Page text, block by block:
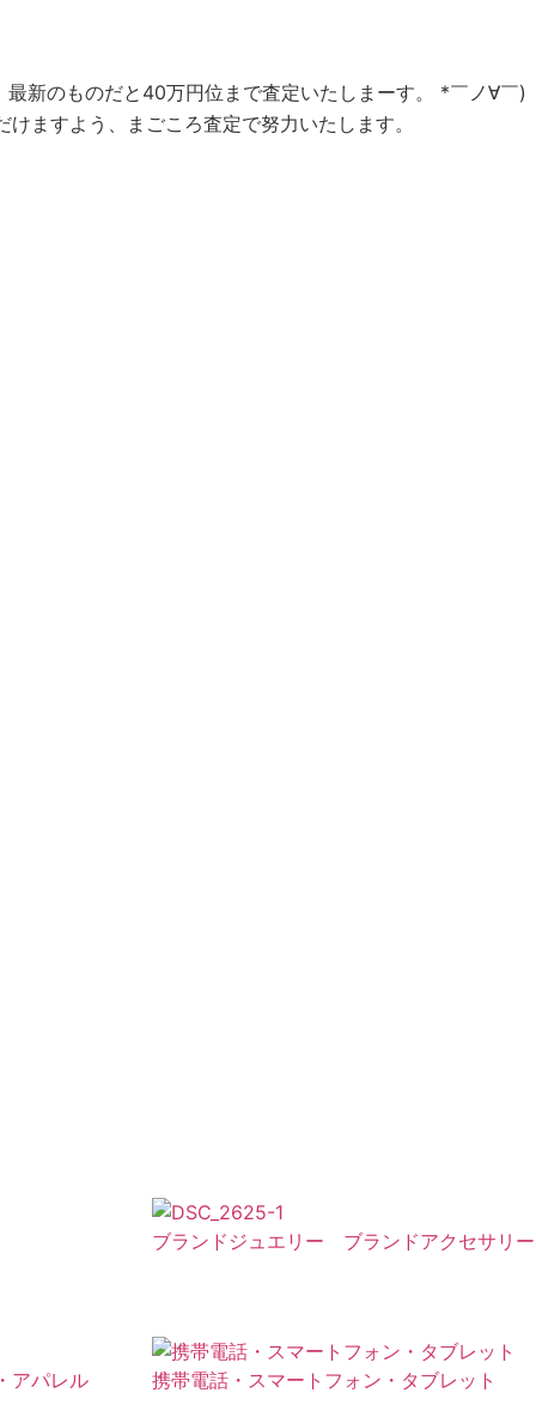
新のものだと40万円位まで査定いたしまーす。 *￣ノ∀￣)
ますよう、まごころ査定で努力いたします。
ブランドジュエリー ブランドアクセサリー
アパレル 携帯電話・スマートフォン・タブレット